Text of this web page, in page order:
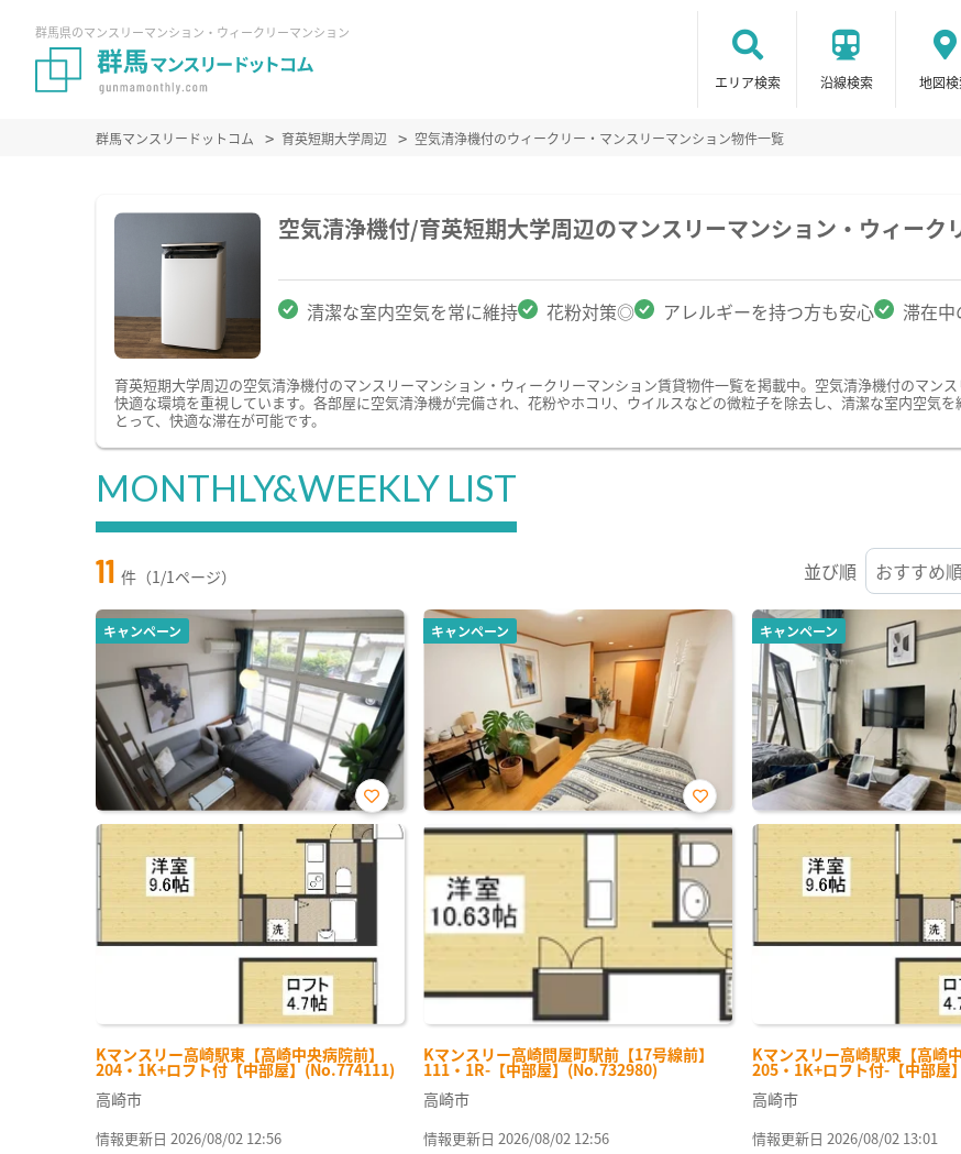
群馬県のマンスリーマンション・ウィークリーマンション
エリア検索 沿線検索 地図
群馬マンスリードットコム 育英短期大学周辺 空気清浄機付のウィークリー・マンスリーマンション物件一覧
空気清浄機付/育英短期大学周辺のマンスリーマンション・ウィーク
清潔な室内空気を常に維持 花粉対策◎ アレルギーを持つ方も安心 滞在
育英短期大学周辺の空気清浄機付のマンスリーマンション・ウィークリーマンション賃貸物件一覧を掲載中。空気清浄機付のマン
快適な環境を重視しています。各部屋に空気清浄機が完備され、花粉やホコリ、ウイルスなどの微粒子を除去し、清潔な室内空気
とって、快適な滞在が可能です。
MONTHLY&WEEKLY LIST
11 件（1/1ページ） 並び順
キャンペーン
Kマンスリー高崎駅東【高崎中央病院前】
204・1K+ロフト付【中部屋】(No.774111)
お気
に入
録
高崎市
情報更新日 2026/08/02 12:56
キャンペーン
Kマンスリー高崎問屋町駅前【17号線前】
111・1R-【中部屋】(No.732980)
お気
に入
り登
録
高崎市
情報更新日 2026/08/02 12:56
キャンペーン
Kマンスリー高崎駅東【高崎
205・1K+ロフト付-【中部屋
高崎市
情報更新日 2026/08/02 13:01